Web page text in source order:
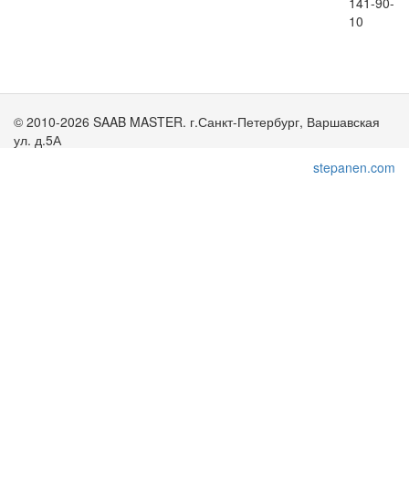
10
© 2010-2026 SAAB MASTER. г.Санкт-Петербург, Варшавская
ул. д.5А
stepanen.com